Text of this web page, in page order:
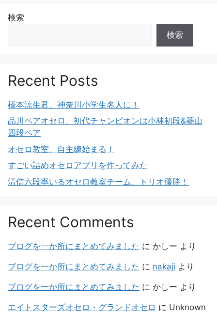
検索
検索
Recent Posts
橋本涼生君、神奈川小学生名人に！
品川ペアオセロ、初代チャンピオンは小林初段&菱山
四段ペア
オセロ教室、自主練始まる！
すごい詰めオセロアプリを作ってみた
清信六段率いるオセロ教室チーム、トリオ優勝！
Recent Comments
ブログを一か所にまとめてみました に かしー より
ブログを一か所にまとめてみました に nakaji より
ブログを一か所にまとめてみました に かしー より
エイトスターズオセロ・グランドオセロ に Unknown